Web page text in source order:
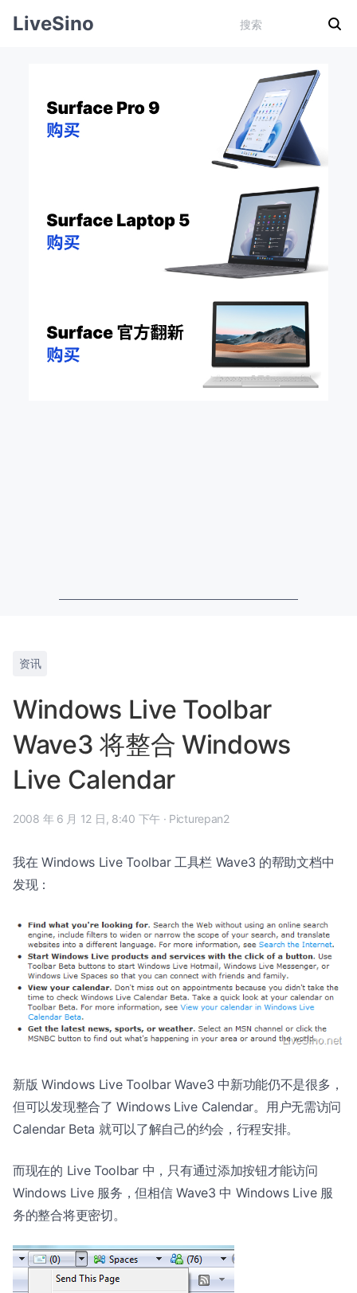
LiveSino
资讯
Windows Live Toolbar
Wave3 将整合 Windows
Live Calendar
2008 年 6 月 12 日, 8:40 下午 · Picturepan2
我在 Windows Live Toolbar 工具栏 Wave3 的帮助文档中
发现：
新版 Windows Live Toolbar Wave3 中新功能仍不是很多，
但可以发现整合了 Windows Live Calendar。用户无需访问
Calendar Beta 就可以了解自己的约会，行程安排。
而现在的 Live Toolbar 中，只有通过添加按钮才能访问
Windows Live 服务，但相信 Wave3 中 Windows Live 服
务的整合将更密切。